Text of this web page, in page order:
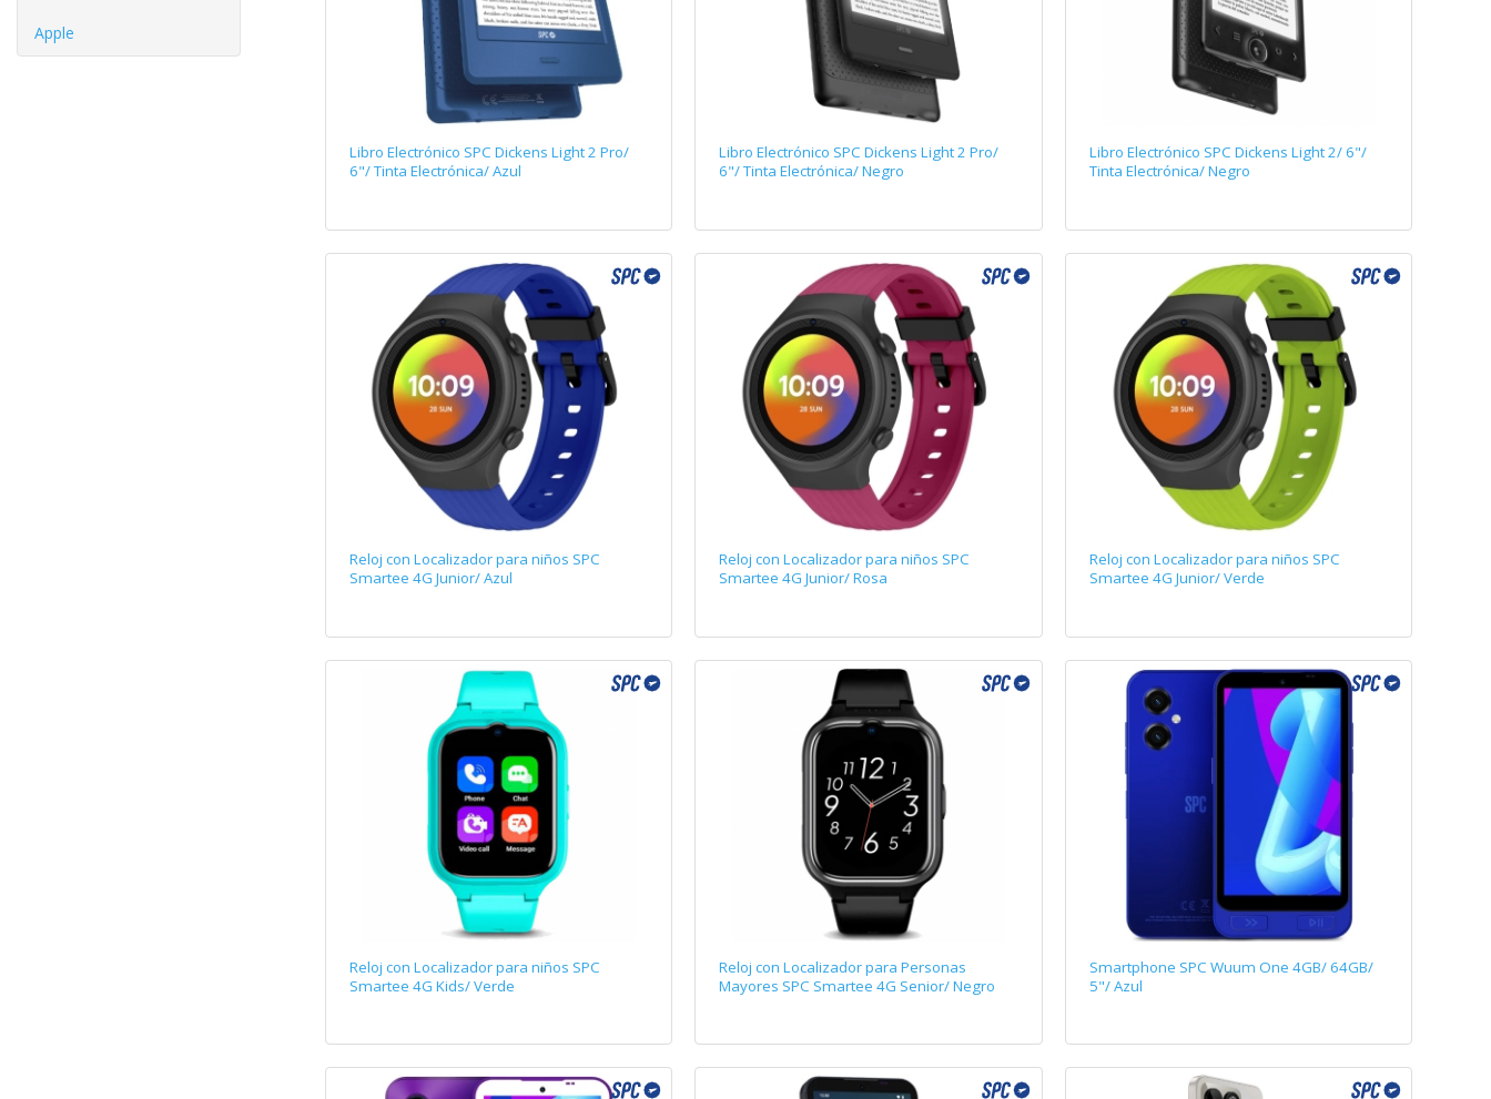
Apple
Libro Electrónico SPC Dickens Light 2 Pro/
6"/ Tinta Electrónica/ Azul
Libro Electrónico SPC Dickens Light 2 Pro/
6"/ Tinta Electrónica/ Negro
Libro Electrónico SPC Dickens Light 2/ 6"/
Tinta Electrónica/ Negro
Reloj con Localizador para niños SPC
Smartee 4G Junior/ Azul
Reloj con Localizador para niños SPC
Smartee 4G Junior/ Rosa
Reloj con Localizador para niños SPC
Smartee 4G Junior/ Verde
Reloj con Localizador para niños SPC
Smartee 4G Kids/ Verde
Reloj con Localizador para Personas
Mayores SPC Smartee 4G Senior/ Negro
Smartphone SPC Wuum One 4GB/ 64GB/
5"/ Azul